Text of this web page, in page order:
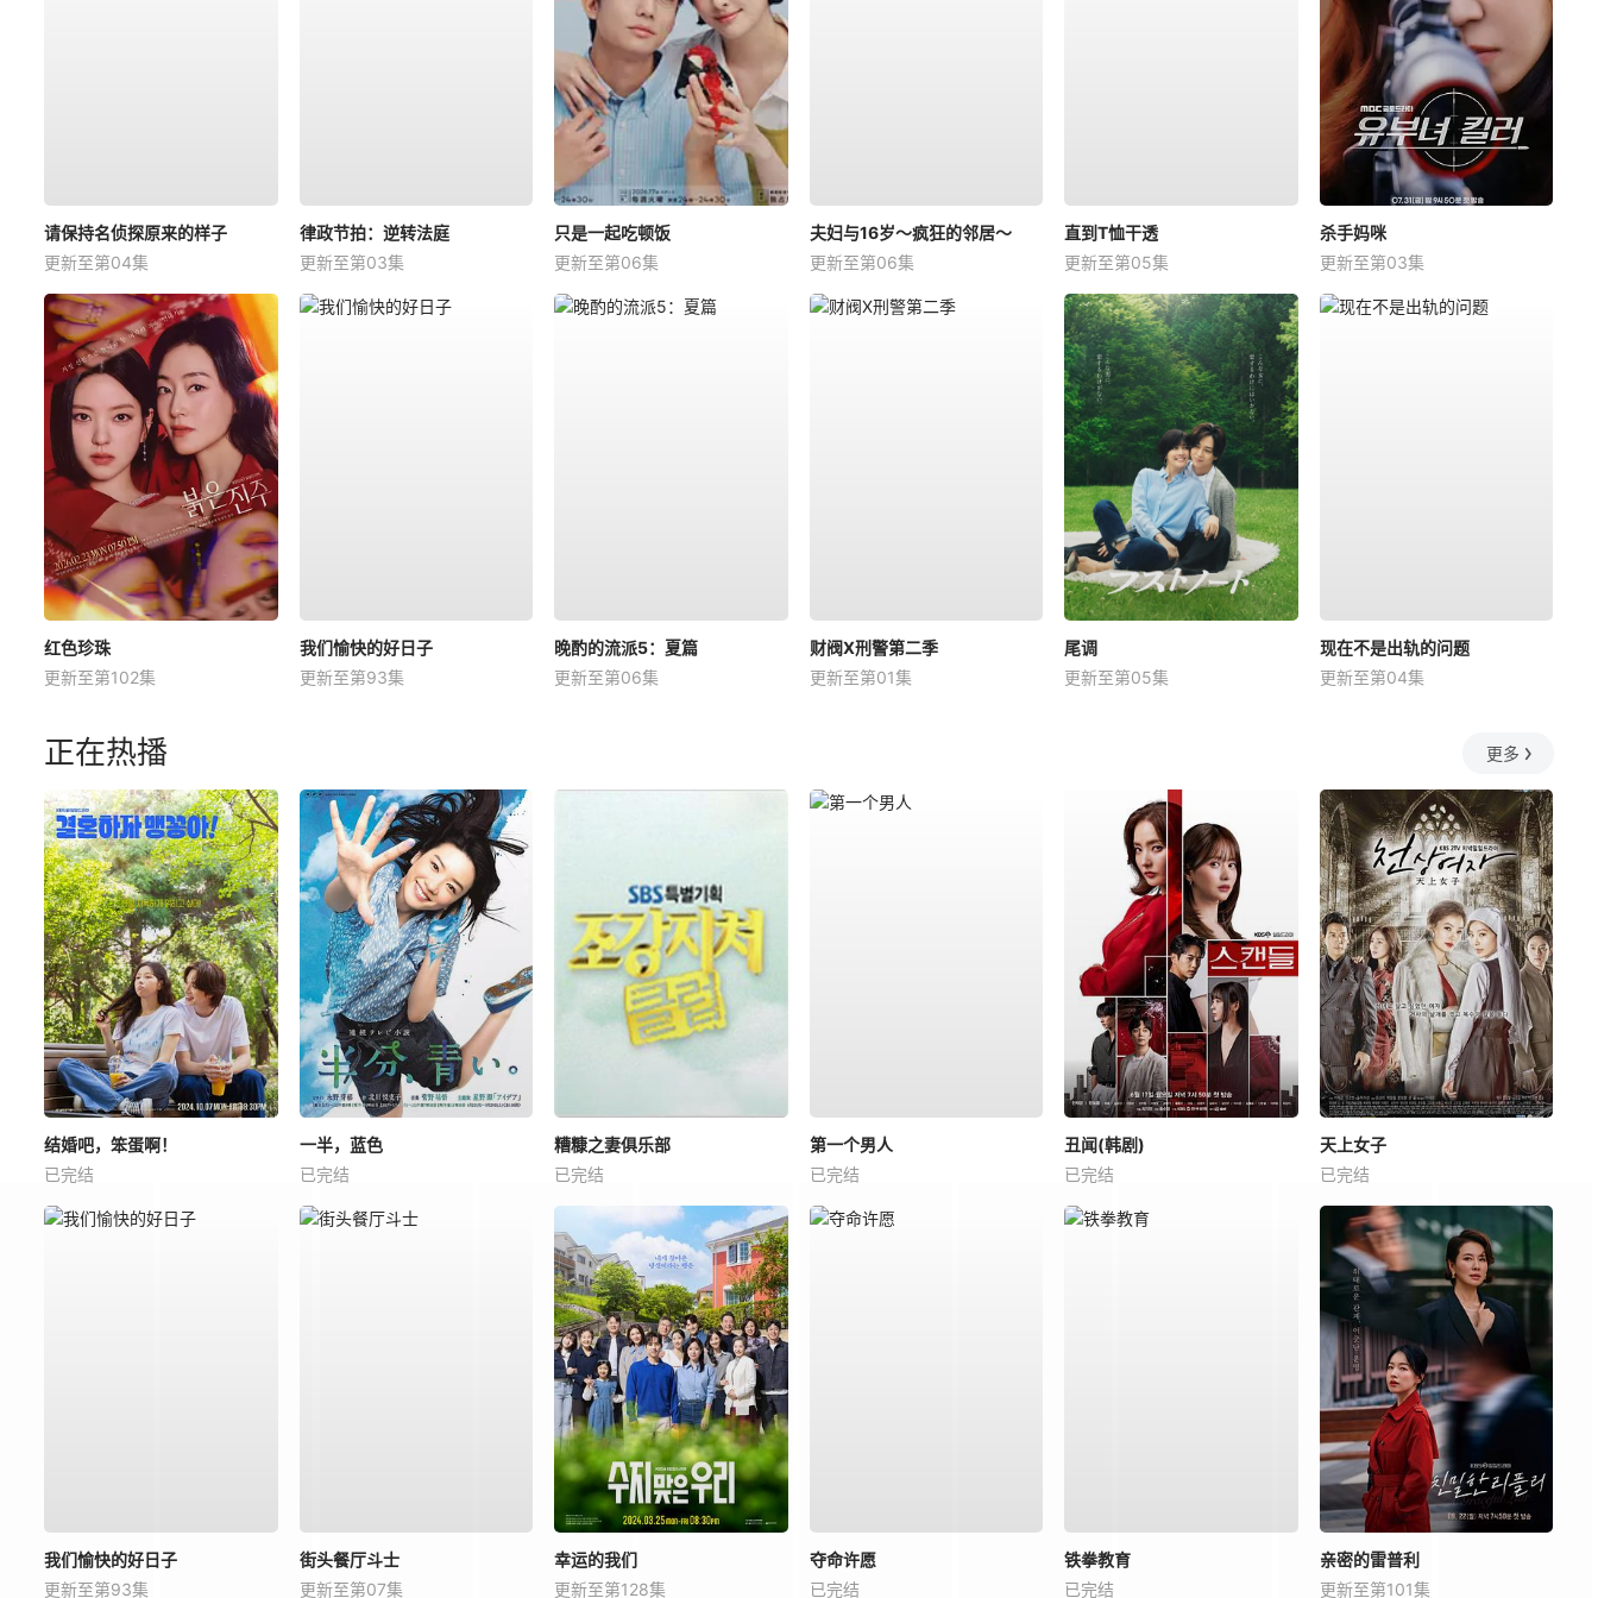
请保持名侦探原来的样子
更新至第04集
律政节拍：逆转法庭
更新至第03集
只是一起吃顿饭
更新至第06集
夫妇与16岁～疯狂的邻居～
更新至第06集
直到T恤干透
更新至第05集
杀手妈咪
更新至第03集
红色珍珠
更新至第102集
我们愉快的好日子
更新至第93集
晚酌的流派5：夏篇
更新至第06集
财阀X刑警第二季
更新至第01集
尾调
更新至第05集
现在不是出轨的问题
更新至第04集
正在热播 更多
结婚吧，笨蛋啊！
已完结
一半，蓝色
已完结
糟糠之妻俱乐部
已完结
第一个男人
已完结
丑闻(韩剧)
已完结
天上女子
已完结
我们愉快的好日子
更新至第93集
街头餐厅斗士
更新至第07集
幸运的我们
更新至第128集
夺命许愿
已完结
铁拳教育
已完结
亲密的雷普利
更新至第101集